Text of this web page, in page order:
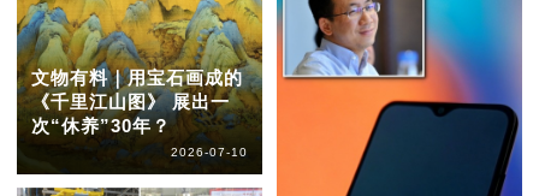
文物有料｜用宝石画成的
《千里江山图》 展出一
次“休养”30年？
2026-07-10